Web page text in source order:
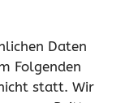
Daten
Folgenden
statt. Wir